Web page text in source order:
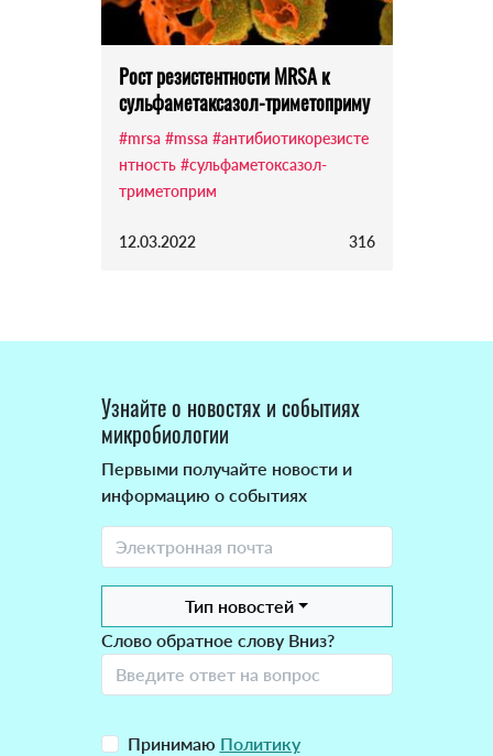
Рост резистентности MRSA к
сульфаметаксазол-триметоприму
#mrsa #mssa #антибиотикорезисте
нтность #сульфаметоксазол-
триметоприм
12.03.2022 316
Узнайте о новостях и событиях
микробиологии
Первыми получайте новости и
информацию о событиях
Тип новостей
Слово обратное слову Вниз?
Принимаю Политику